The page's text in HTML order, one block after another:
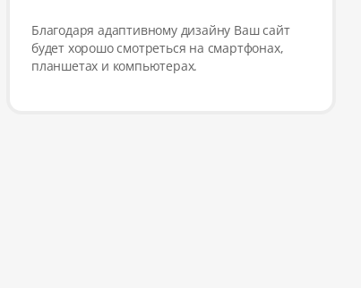
Благодаря адаптивному дизайну Ваш сайт
будет хорошо смотреться на смартфонах,
планшетах и компьютерах.